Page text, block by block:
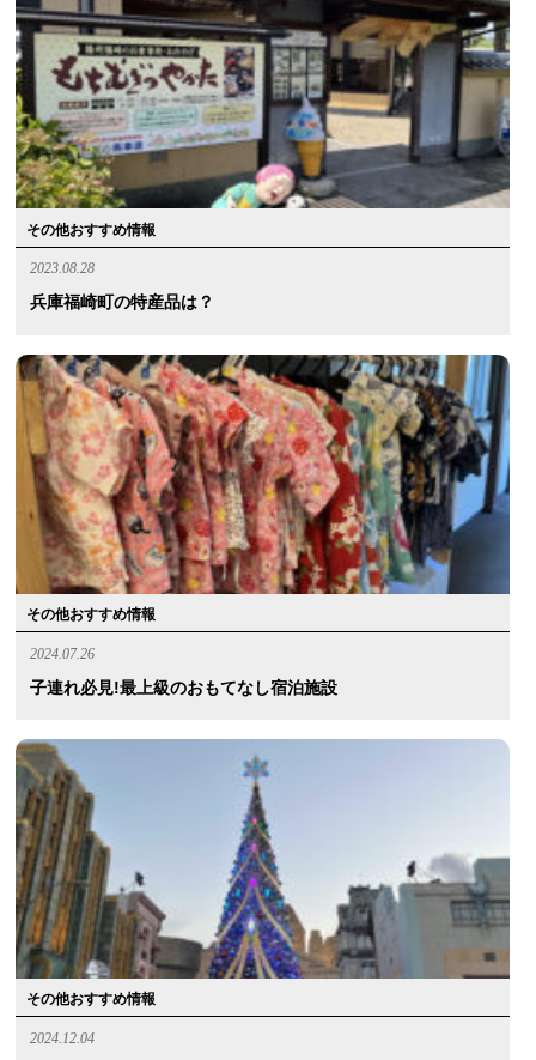
その他おすすめ情報
2023.08.28
兵庫福崎町の特産品は？
その他おすすめ情報
2024.07.26
子連れ必見!最上級のおもてなし宿泊施設
その他おすすめ情報
2024.12.04